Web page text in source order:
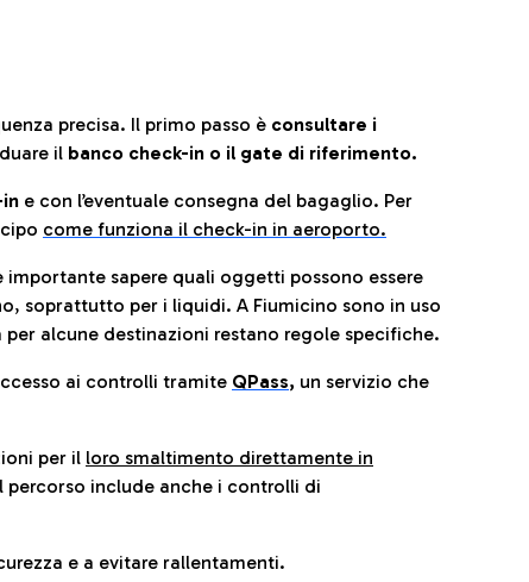
precisa. Il primo passo è consultare i
il banco check-in o il gate di riferimento.
e con l’eventuale consegna del bagaglio. Per
o come funziona il check-in in aeroporto.
importante sapere quali oggetti possono essere
soprattutto per i liquidi. A Fiumicino sono in uso
alcune destinazioni restano regole specifiche.
ai controlli tramite QPass, un servizio che
per il loro smaltimento direttamente in
percorso include anche i controlli di
e a evitare rallentamenti.